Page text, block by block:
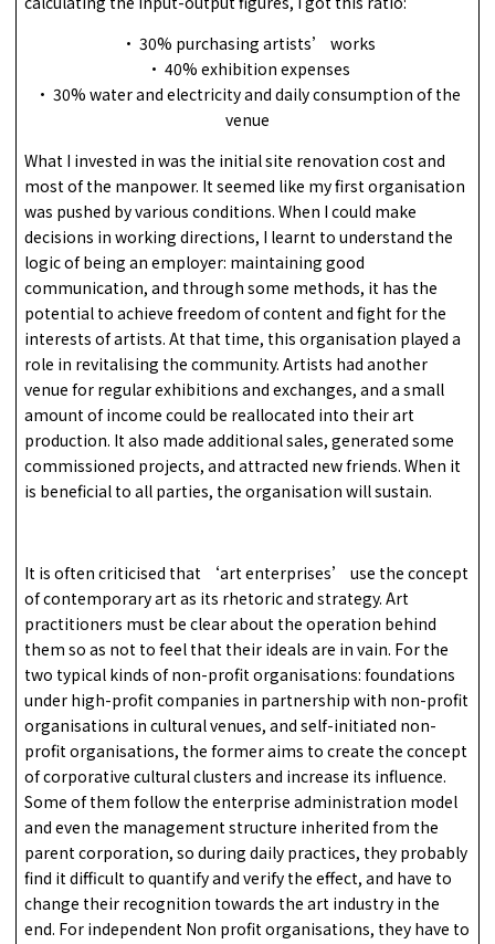
• 30% purchasing artists’ works
• 40% exhibition expenses
• 30% water and electricity and daily consumption of the
venue
What I invested in was the initial site renovation cost and
most of the manpower. It seemed like my first organisation
was pushed by various conditions. When I could make
decisions in working directions, I learnt to understand the
logic of being an employer: maintaining good
communication, and through some methods, it has the
potential to achieve freedom of content and fight for the
interests of artists. At that time, this organisation played a
role in revitalising the community. Artists had another
venue for regular exhibitions and exchanges, and a small
amount of income could be reallocated into their art
production. It also made additional sales, generated some
commissioned projects, and attracted new friends. When it
is beneficial to all parties, the organisation will sustain.
It is often criticised that ‘art enterprises’ use the concept
of contemporary art as its rhetoric and strategy. Art
practitioners must be clear about the operation behind
them so as not to feel that their ideals are in vain. For the
two typical kinds of non-profit organisations: foundations
under high-profit companies in partnership with non-profit
organisations in cultural venues, and self-initiated non-
profit organisations, the former aims to create the concept
of corporative cultural clusters and increase its influence.
Some of them follow the enterprise administration model
and even the management structure inherited from the
parent corporation, so during daily practices, they probably
find it difficult to quantify and verify the effect, and have to
change their recognition towards the art industry in the
end. For independent Non profit organisations, they have to